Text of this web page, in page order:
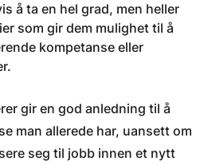
å ta en hel grad, men heller
som gir dem mulighet til å
kompetanse eller
gir en god anledning til å
man allerede har, uansett om
seg til jobb innen et nytt